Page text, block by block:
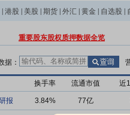
港股 美股 期货 外汇 黄金 自选股
重要股东股权质押数据全览
据：
换手率 流通市值 近
报 3.84% 77亿